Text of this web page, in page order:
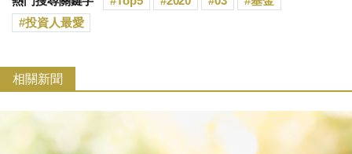
投資人最愛
相關新聞